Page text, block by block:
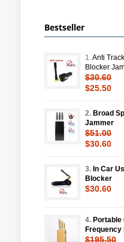
Bestseller
1.Anti
Blocker
$30.60
$25.50
2. Broad
Jammer
$51.00
$30.60
3. In Car
Blocker
$30.60
4. Portable
$195.50